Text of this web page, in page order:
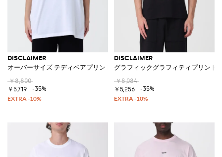
DISCLAIMER
オーバーサイズ テディベアプリント クルーネック コットンTシャツ
￥8,800
￥5,719
-35%
DISCLAIMER
グラフィックグラフィティプリント
￥8,084
￥5,256
-35%